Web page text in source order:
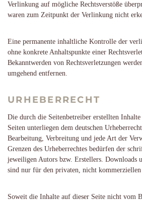
Verlinkung auf mögliche Rechtsverstöße
waren zum Zeitpunkt der Verlinkung nicht
Eine permanente inhaltliche Kontrolle der
ohne konkrete Anhaltspunkte einer
Bekanntwerden von Rechtsverletzungen
umgehend entfernen.
URHEBERRECHT
Die durch die Seitenbetreiber erstellten Inhalte
Seiten unterliegen dem deutschen
Bearbeitung, Verbreitung und jede Art der
Grenzen des Urheberrechtes bedürfen der
jeweiligen Autors bzw. Erstellers. Downloads
sind nur für den privaten, nicht kommerziellen
Soweit die Inhalte auf dieser Seite nicht vom